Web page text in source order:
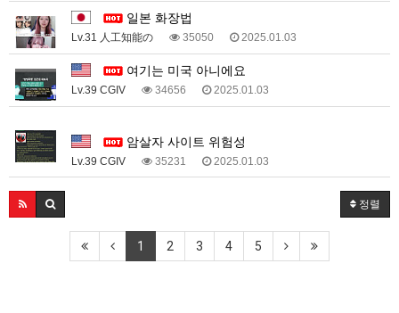
일본 화장법
Lv.31 人工知能の 35050 2025.01.03
여기는 미국 아니에요
Lv.39 CGIV 34656 2025.01.03
암살자 사이트 위험성
Lv.39 CGIV 35231 2025.01.03
정렬
1 2 3 4 5